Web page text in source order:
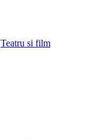
Teatru si film